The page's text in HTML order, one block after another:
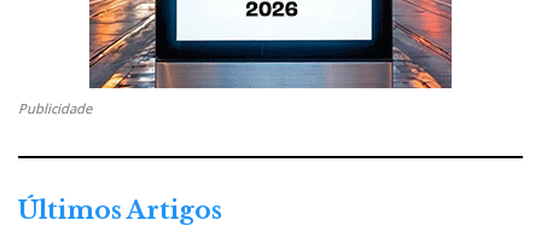
Publicidade
Últimos Artigos